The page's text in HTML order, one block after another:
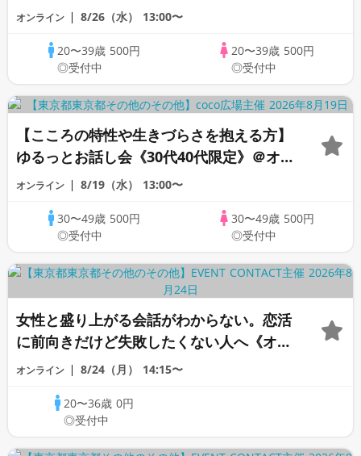
編《20代30代限定》
オンライン 8/26（水） 13:00〜
20〜39歳 500円
◎受付中
20〜39歳 500円
◎受付中
【こころの特性や生きづらさを抱える方】
ゆるっとお話し会《30代40代限定》＠オン
ライン
オンライン 8/19（水） 13:00〜
30〜49歳 500円
◎受付中
30〜49歳 500円
◎受付中
女性と盛り上がる会話がわからない。恋活
に前向きだけど失敗したくない人へ《オン
ライン恋愛相談室》
オンライン 8/24（月） 14:15〜
20〜36歳0円
◎受付中